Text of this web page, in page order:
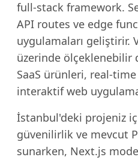
full-stack framework.
API routes ve edge
uygulamaları geliştirir.
üzerinde ölçeklenebilir
SaaS ürünleri, real-
interaktif web
İstanbul'deki projeniz
güvenilirlik ve mevcut
sunarken, Next.js